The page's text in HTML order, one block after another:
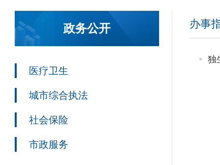
政务公开
医疗卫生
城市综合执法
社会保险
市政服务
办事
独